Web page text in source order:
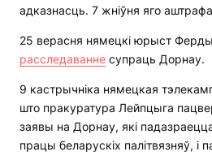
адказнасць. 7 жніўня яго
25 верасня нямецкі юрыст
расследаванне супраць Дорнау.
9 кастрычніка нямецкая
што пракуратура Лейпцыга
заявы на Дорнау, які
працы беларускіх палітвязняў, і